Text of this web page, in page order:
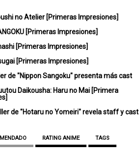
no Atelier [Primeras Impresiones]
[Primeras Impresiones]
[Primeras Impresiones]
[Primeras Impresiones]
de "Nippon Sangoku" presenta más cast
Daikousha: Haru no Mai [Primera
de "Hotaru no Yomeiri" revela staff y cast
RATING ANIME TAGS